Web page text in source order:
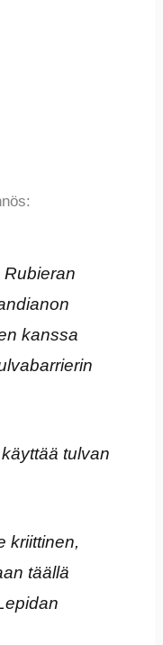
kanssa
tulvan
kriittinen,
täällä